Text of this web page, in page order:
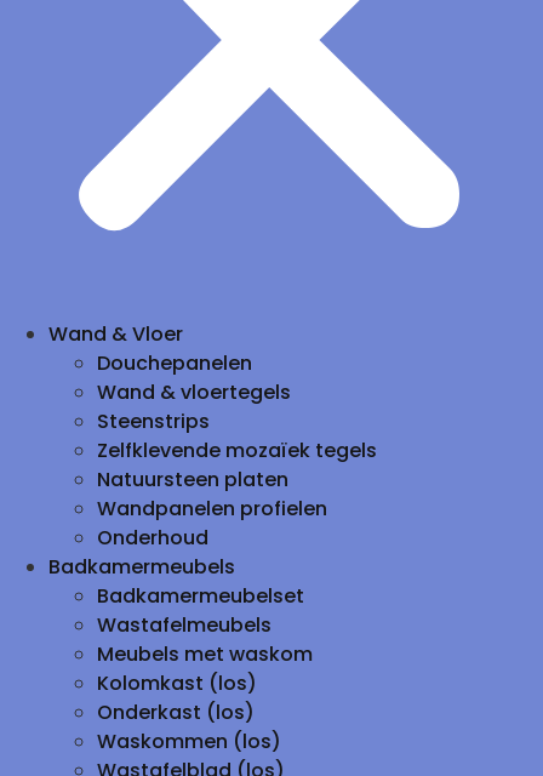
Wand & Vloer
Douchepanelen
Wand & vloertegels
Steenstrips
Zelfklevende mozaïek tegels
Natuursteen platen
Wandpanelen profielen
Onderhoud
Badkamermeubels
Badkamermeubelset
Wastafelmeubels
Meubels met waskom
Kolomkast (los)
Onderkast (los)
Waskommen (los)
Wastafelblad (los)